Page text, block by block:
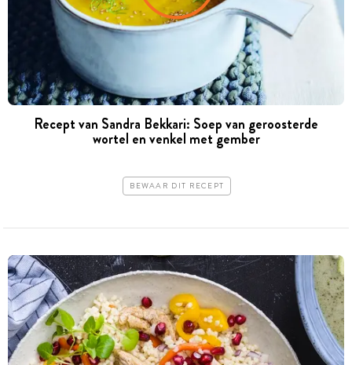
Recept van Sandra Bekkari: Soep van geroosterde
wortel en venkel met gember
BEWAAR DIT RECEPT